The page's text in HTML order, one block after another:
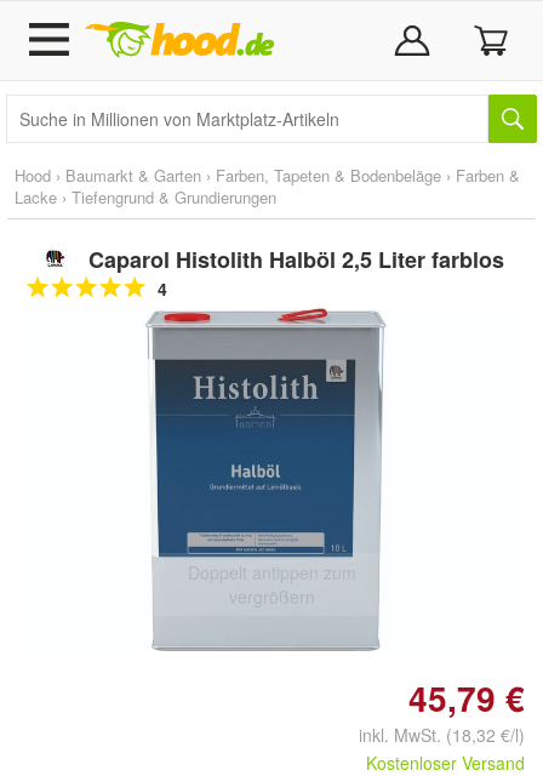
Hood › Baumarkt & Garten › Farben, Tapeten & Bodenbeläge › Farben &
Lacke › Tiefengrund & Grundierungen
Caparol Histolith Halböl 2,5 Liter farblos
4
Doppelt antippen zum
vergrößern
45,79 €
inkl. MwSt. (18,32 €/l)
Kostenloser Versand